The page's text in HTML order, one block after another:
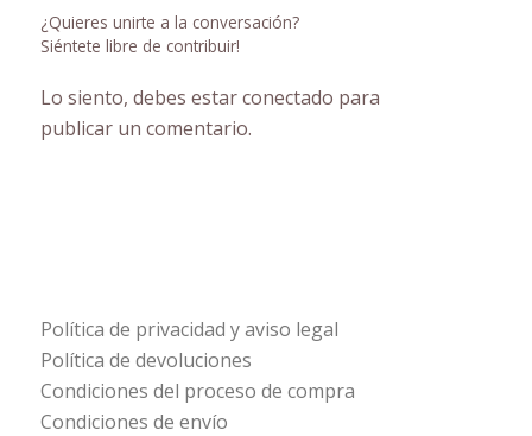
¿Quieres unirte a la conversación?
Siéntete libre de contribuir!
Lo siento, debes estarconectado para
publicar un comentario.
Política de privacidad y aviso legal
Política de devoluciones
Condiciones del proceso de compra
Condiciones de envío